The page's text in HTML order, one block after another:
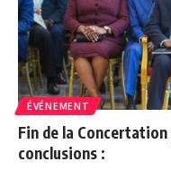
ÉVÉNEMENT
Fin de la
conclusions :